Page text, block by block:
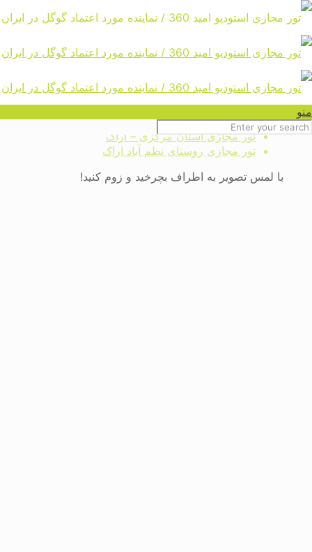
منو
تور مجازی روستای نظم آباد اراک
Home
تور مجازی ایران ، ایرانگردی ،
گردشگری ، بازدید و سفر مجازی
تور مجازی استان مرکزی – اراک
تور مجازی روستای نظم آباد اراک
با لمس تصویر به اطراف بچرخید و زوم کنید!